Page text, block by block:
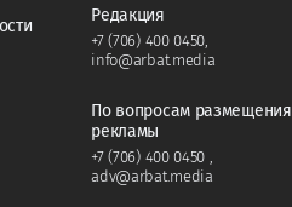
Редакция
+7 (706) 400 0450
info@arbat.media
По вопросам размещения
рекламы
+7 (706) 400 0450
adv@arbat.media